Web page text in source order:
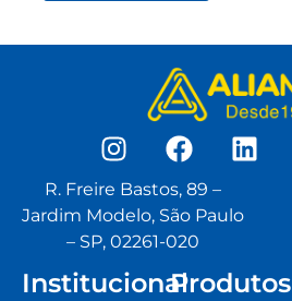
R. Freire Bastos, 89 –
Jardim Modelo, São Paulo
– SP, 02261-020
InstitucionalProdutos